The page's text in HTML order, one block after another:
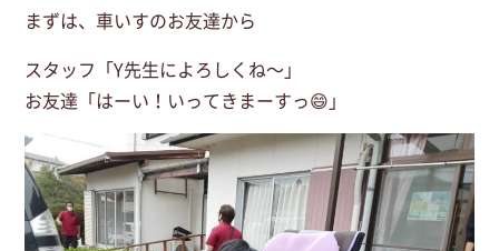
まずは、車いすのお友達から
スタッフ「Y先生によろしくね～」
お友達「はーい！いってきまーすっ😄」